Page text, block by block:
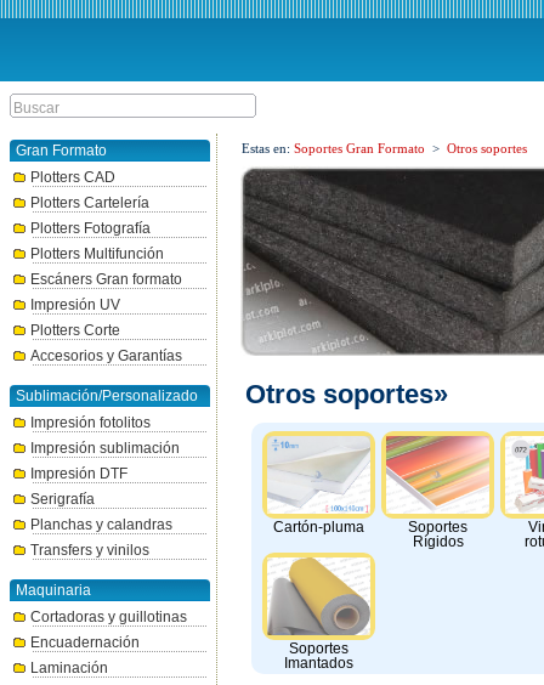
Gran Formato
Plotters CAD
Plotters Cartelería
Plotters Fotografía
Plotters Multifunción
Escáners Gran formato
Impresión UV
Plotters Corte
Accesorios y Garantías
Sublimación/Personalizado
Impresión fotolitos
Impresión sublimación
Impresión DTF
Serigrafía
Planchas y calandras
Transfers y vinilos
Maquinaria
Cortadoras y guillotinas
Encuadernación
Laminación
Estas en: Soportes Gran Formato > Otros soportes
Otros soportes»
Cartón-pluma
Soportes
Rígidos
Soportes
Imantados